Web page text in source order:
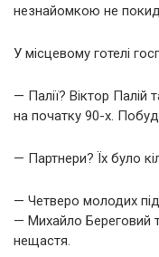
незнайомкою не
У місцевому готелі
— Палії? Віктор Палій
на початку 90-х.
— Партнери? Їх було
— Четверо молодих
— Михайло Береговий
нещастя.